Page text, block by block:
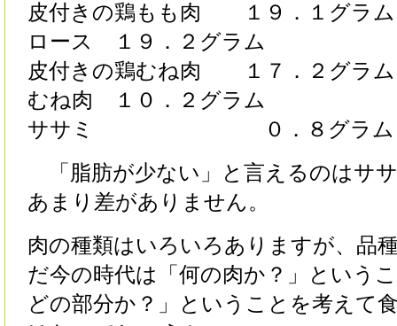
皮付きの鶏もも肉 １９．１グラ
ロース １９．２グラム
皮付きの鶏むね肉 １７．２グラ
むね肉 １０．２グラム
ササミ ０．８グラム
「脂肪が少ない」と言えるのはサ
あまり差がありません。
肉の種類はいろいろありますが、品
だ今の時代は「何の肉か？」という
どの部分か？」ということを考えて